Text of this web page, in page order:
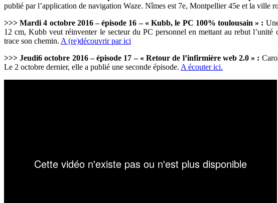
publié par l’application de navigation Waze. Nîmes est 7e, Montpellier 45e et la ville
>>> Mardi 4 octobre 2016 – épisode 16 – « Kubb, le PC 100% toulousain » :
12 cm, Kubb veut réinventer le secteur du PC personnel en mettant au rebut l’unité
trace son chemin. A (re)découvrir par ici
>>> Jeudi6 octobre 2016 – épisode 17 – « Retour de l’infirmière web 2.0 » :
Le 2 octobre dernier, elle a publié une seconde épisode. A écouter ici.